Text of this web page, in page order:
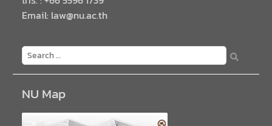
Email: law@nu.ac.th
NU Map